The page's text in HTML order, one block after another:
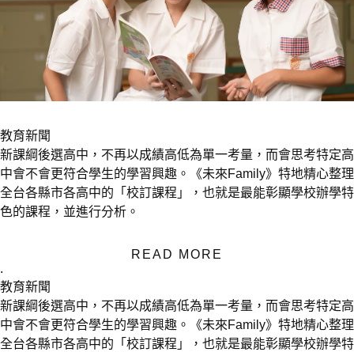
教育新聞
新課綱後選高中，不再以成績高低為單一考量，而會思考特定高
中會不會更符合學生的學習興趣。《未來Family》特地精心整理
全台各縣市各高中的「校訂課程」，也就是最能彰顯學校辦學特
色的課程，並進行分析。
READ MORE
.
教育新聞
新課綱後選高中，不再以成績高低為單一考量，而會思考特定高
中會不會更符合學生的學習興趣。《未來Family》特地精心整理
全台各縣市各高中的「校訂課程」，也就是最能彰顯學校辦學特